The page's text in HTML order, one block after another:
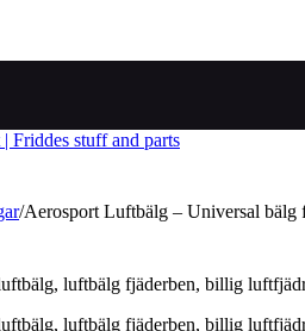
/Aerosport Luftbälg – Universal bälg